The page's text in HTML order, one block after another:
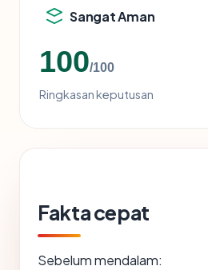
Sangat Aman
100/100
Ringkasan keputusan
Fakta cepat
Sebelum mendalam: